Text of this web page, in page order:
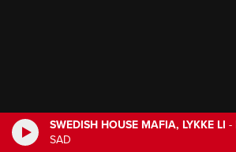
SWEDISH HOUSE MAFIA, LYKKE LI -
SAD